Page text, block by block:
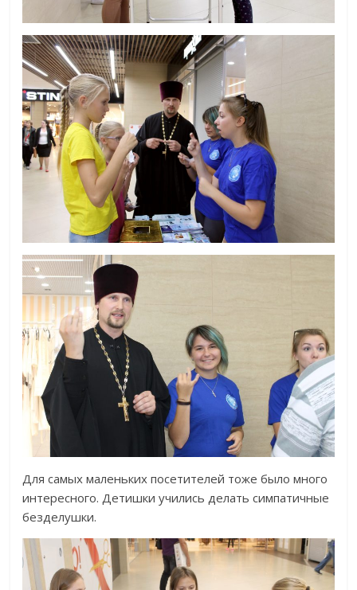
Для самых маленьких посетителей тоже было много
интересного. Детишки учились делать симпатичные
безделушки.